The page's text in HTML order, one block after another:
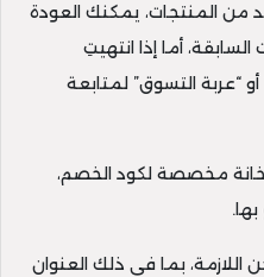
من المنتجات، يمكنك العودة
أما إذا انتهيتِ
“عربة التسوق” لمتابعة
مخصصة لكود الخصم،
بها.
بما في ذلك العنوان